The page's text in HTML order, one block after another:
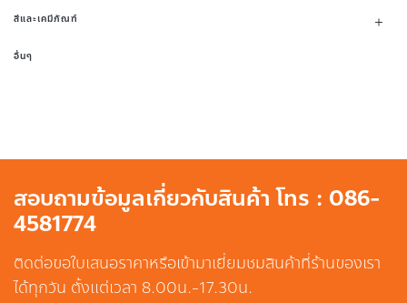
สีและเคมีภัณฑ์
อื่นๆ
สอบถามข้อมูลเกี่ยวกับสินค้า โทร : 086-
4581774
ติดต่อขอใบเสนอราคาหรือเข้ามาเยี่ยมชมสินค้าที่ร้านของเรา
ได้ทุกวัน ตั้งแต่เวลา 8.00น.-17.30น.